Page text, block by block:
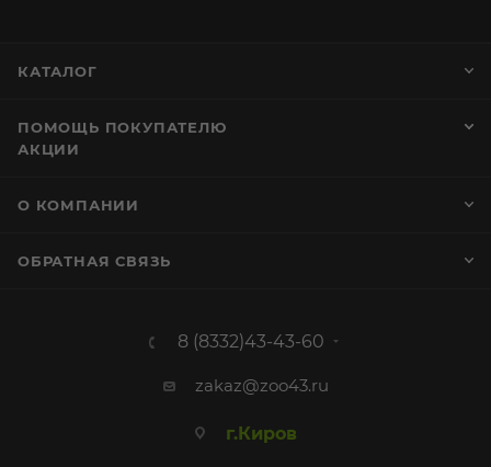
КАТАЛОГ
ПОМОЩЬ ПОКУПАТЕЛЮ
АКЦИИ
О КОМПАНИИ
ОБРАТНАЯ СВЯЗЬ
8 (8332)43-43-60
zakaz@zoo43.ru
г.Киров